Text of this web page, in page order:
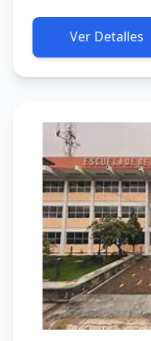
Ver Detalles